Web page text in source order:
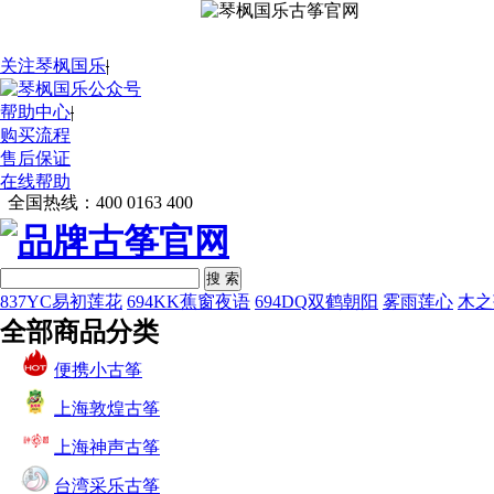
关注琴枫国乐|
帮助中心|
购买流程
售后保证
在线帮助
全国热线： 400 0163 400
搜 索
837YC易初莲花 694KK蕉窗夜语 694DQ双鹤朝阳 雾雨莲心 木
全部商品分类
便携小古筝
上海敦煌古筝
上海神声古筝
台湾采乐古筝